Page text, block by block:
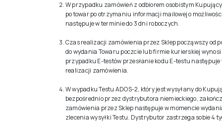
W przypadku zamówień z odbiorem osobistym
po towar po otrzymaniu informacji mailowej o
następuje w terminie do 3 dni roboczych.
Czas realizacji zamówienia przez Sklep począwszy od
do wydania Towaru poczcie lub firmie kurierskiej wynosi
przypadku E-testów przesłanie kodu E-testu
realizacji zamówienia.
W wypadku Testu ADOS-2, który jest wysyłany do
bezpośrednio przez dystrybutora niemieckiego,
zamówienia przez Sklep następuje w momencie
zlecenia wysyłki Testu. Dystrybutor zastrzega sobie 4